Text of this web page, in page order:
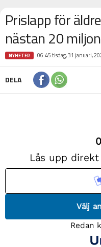
Prislapp för
nästan 20
NYHETER 06:45 tisdag, 31 januari,
DELA